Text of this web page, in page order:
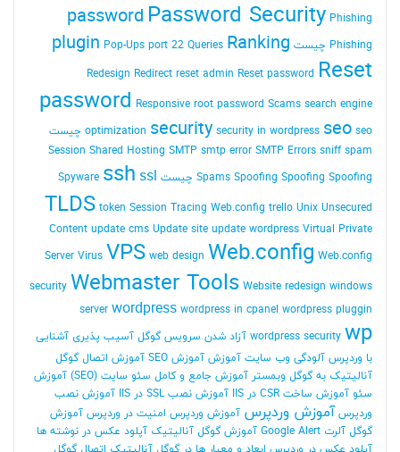
password Password Security Phishing
Phishing چیست
plugin Pop-Ups port 22 Queries Ranking
Redesign Redirect reset admin Reset password Reset
password Responsive root password Scams search engine
optimization security security in wordpress seo seo چیست
Session Shared Hosting SMTP smtp error SMTP Errors sniff spam
Spams Spoofing Spoofing Spoofing چیست Spyware ssh ssl
TLDS token Session Tracing Web.config trello Unix Unsecured
Content update cms Update site update wordpress Virtual Private
Server Virus VPS web design Web.config Web.config
security Webmaster Tools Website redesign windows
server wordpress wordpress in cpanel wordpress pluggin
wordpress security wp آزاد شدن سرویس گوگل آسیب پذیری آشنایی
با وردپرس آلودگی وب سایت آموزش آموزش SEO
آموزش اتصال گوگل
آنالیتیک به گوگل وبمستر آموزش جامع و کامل سئو سایت (SEO)
آموزش
سئو آموزش ساخت CSR در IIS آموزش نصب SSL در IIS
آموزش نصب
وردپرس آموزش وردپرس آموزش وردپرس امنیت در وردپرس آموزش
گوگل آلرت Google Alert
آموزش گوگل آنالیتیک آپلود عکس در نوشته ها